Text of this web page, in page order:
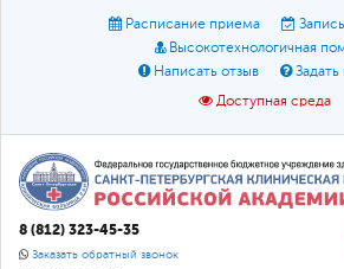
Расписание приема
Высокотехнологичная
Написать отзыв
Задать
Доступная среда
Размер шрифта: A A
Цвет:
8 (812) 323-45-35
Заказать обратный звонок